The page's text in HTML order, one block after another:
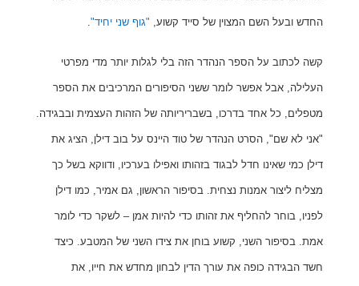
החדש ובעל השם המצוין של סייד קשוע, "גוף שני יחיד".
קשה לכתוב על הספר הנהדר הזה בלי לגלות יותר מדי מפרטי
העלילה, אבל אפשר לומר ששני הסיפורים המרכיבים את הספר
מטפלים, כל אחד בדרכו, בשבריריותה של הזהות העצמית ובבגידה.
"אני לא שם", הסרט הנהדר של טוד היינס על בוב דילן, הציג את
דילן כמי שאינו חדל לבגוד בזהותו ואפילו בערכיו, ודווקא בשל כך
מצליח ליצור אמנות נצחית. בסיפור הראשון, גם אמיר, כמו דילן
לפניו, בוחר להחליף את זהותו כדי להיות אמן – לשקר כדי לומר
אמת. בסיפור השני, קשוע בוחן את צידו השני של המטבע. כיצד
חשד הבגידה כופה את עורך הדין לבחון מחדש את חייו, את